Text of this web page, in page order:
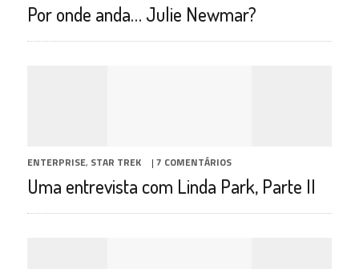
Por onde anda… Julie Newmar?
ENTERPRISE, STAR TREK | 7 COMENTÁRIOS
Uma entrevista com Linda Park, Parte II